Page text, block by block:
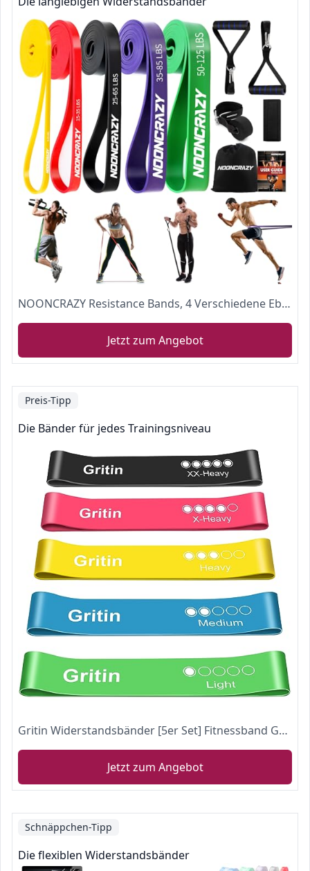
NOONCRAZY Resistance Bands, 4 Verschiedene Ebenen Widerstandsbänder mit Türanker und Handgriffen, Fitnessbänder für Kraftraining, Training, Physiotherapie, Yoga für Männer und Frauen
Jetzt zum Angebot
Preis-Tipp
Die Bänder für jedes Trainingsniveau
Gritin Widerstandsbänder [5er Set] Fitnessband Gymnastikband 100% Latex Theraband mit Übungsanleitung auf Deutsch & Tragebeutel für Muskelaufbau, Yoga, Crossfit, Gymnastik usw.
Jetzt zum Angebot
Schnäppchen-Tipp
Die flexiblen Widerstandsbänder